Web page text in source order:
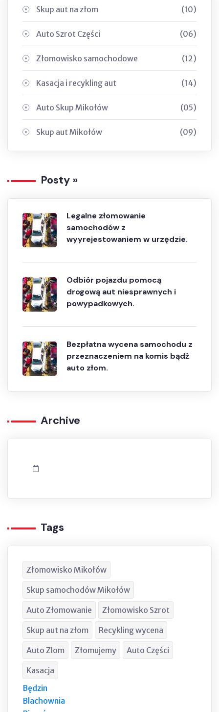
Skup aut na złom (10)
Auto Szrot Części (06)
Złomowisko samochodowe (12)
Kasacja i recykling aut (14)
Auto Skup Mikołów (05)
Skup aut Mikołów (09)
Posty »
Legalne złomowanie
samochodów z
wyyrejestowaniem w urzędzie.
Odbiór pojazdu pomocą
drogową aut niesprawnych i
powypadkowych.
Bezpłatna wycena samochodu z
przeznaczeniem na komis bądź
auto złom.
Archive
Tags
Złomowisko Mikołów
Skup samochodów Mikołów
Auto Złomowanie Złomowisko Szrot
Skup aut na złom Recykling wycena
Auto Zlom Złomujemy Auto Części
Kasacja
Będzin
Blachownia